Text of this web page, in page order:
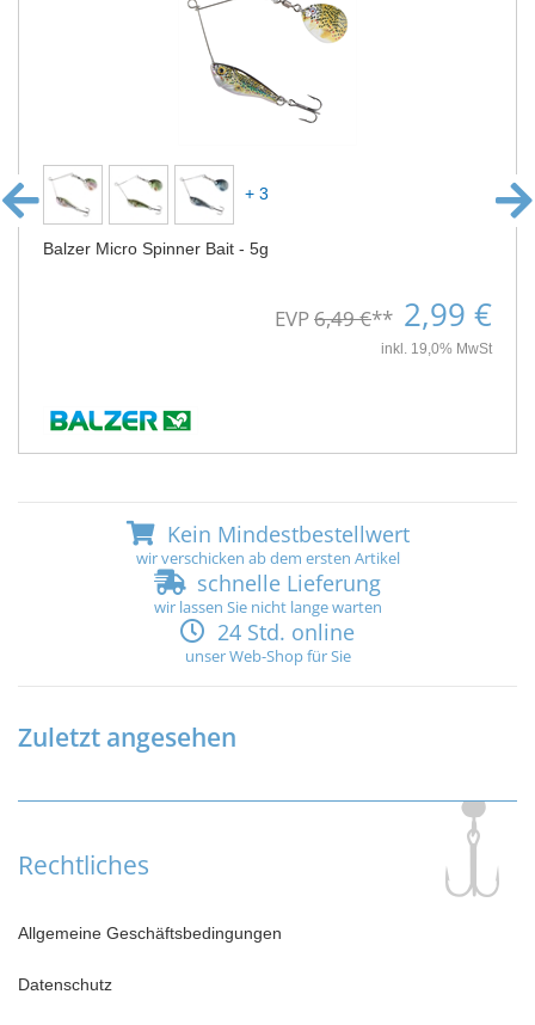
+ 3
Balzer Micro Spinner Bait - 5g
EVP6,49 €** 2,99 €
inkl. 19,0% MwSt
Kein Mindestbestellwert
wir verschicken ab dem ersten Artikel
schnelle Lieferung
wir lassen Sie nicht lange warten
24 Std. online
unser Web-Shop für Sie
Zuletzt angesehen
Rechtliches
Allgemeine Geschäftsbedingungen
Datenschutz